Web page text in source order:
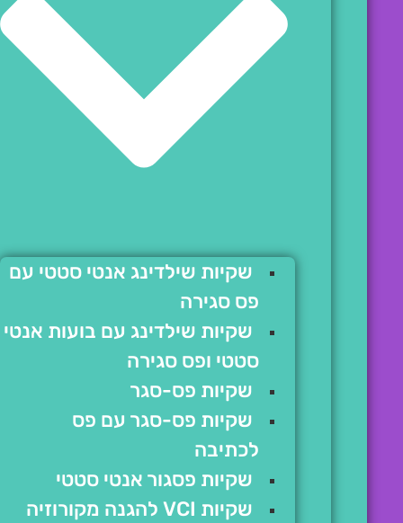
שקיות שילדינג אנטי סטטי עם
פס סגירה
שקיות שילדינג עם בועות אנטי
סטטי ופס סגירה
שקיות פס-סגר
שקיות פס-סגר עם פס
לכתיבה
שקיות פסגור אנטי סטטי
שקיות VCI להגנה מקורוזיה